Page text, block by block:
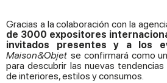
Gracias a la colaboración con la
de 3000 expositores
invitados presentes y a los
Maison&Objet se confirmará como
para descubrir las nuevas
de interiores, estilos y consumos.